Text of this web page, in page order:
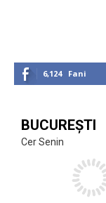
6,124 Fani
BUCUREȘTI
Cer Senin